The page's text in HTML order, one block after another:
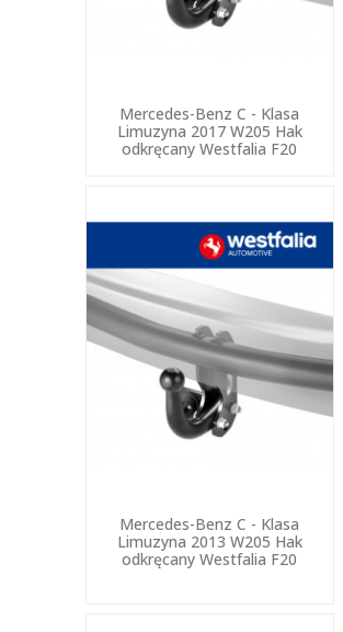
Mercedes-Benz C - Klasa
Limuzyna 2017 W205 Hak
odkręcany Westfalia F20
Mercedes-Benz C - Klasa
Limuzyna 2013 W205 Hak
odkręcany Westfalia F20